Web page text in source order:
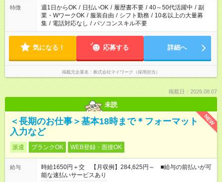
特徴 週1日からOK / 日払いOK / 履歴書不要 / 40～50代活躍中 / 副
業・WワークOK / 服装自由 / シフト勤務 / 10名以上の大量募
集 / 電話対応なし / パソコンスキル不要
気になる！ 応募する 詳細へ
掲載元企業名 株式会社マイワーク（採用担当）
掲載日：2026.08.07
未読
NEW
＜長期のお仕事＞基本18時まで＊フォーマット
入力など
派遣 ブランクOK WEB登録・面接OK
給与
時給1650円＋交 【月収例】284,625円～ ■給与の前払いが可
能な速払いサービスあり